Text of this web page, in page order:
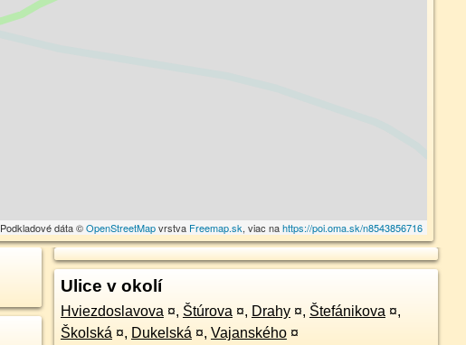
Podkladové dáta ©OpenStreetMapvrstva Freemap.sk, viac nahttps://poi.oma.sk/n8543856716
Ulice v okolí
Hviezdoslavova ¤, Štúrova ¤, Drahy ¤, Štefánikova ¤,
Školská ¤, Dukelská ¤, Vajanského ¤